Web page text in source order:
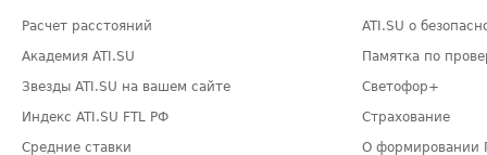
Расчет расстояний
Академия ATI.SU
Звезды ATI.SU на вашем сайте
Индекс ATI.SU FTL РФ
Средние ставки
ATI.SU о
Памятка по
Светофор+
Страхование
О формировании